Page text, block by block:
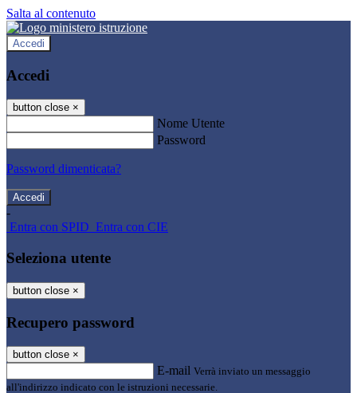
Salta al contenuto
Accedi
Accedi
button close ×
Nome Utente
Password
Password dimenticata?
-
Entra con SPID Entra con CIE
Seleziona utente
button close ×
Recupero password
button close ×
E-mail Verrà inviato un messaggio
all'indirizzo indicato con le istruzioni necessarie.